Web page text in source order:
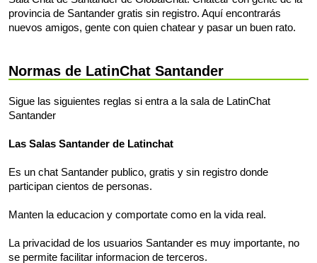
provincia de Santander gratis sin registro. Aquí encontrarás
nuevos amigos, gente con quien chatear y pasar un buen rato.
Normas de LatinChat Santander
Sigue las siguientes reglas si entra a la sala de LatinChat
Santander
Las Salas Santander de Latinchat
Es un chat Santander publico, gratis y sin registro donde
participan cientos de personas.
Manten la educacion y comportate como en la vida real.
La privacidad de los usuarios Santander es muy importante, no
se permite facilitar informacion de terceros.